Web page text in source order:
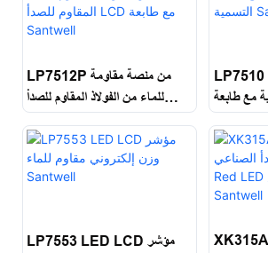
LP7512P من منصة مقاومة
للماء من الفولاذ المقاوم للصدأ
Santwell
LP7510 مؤشر وزن مؤشر
مع طابعة
LP7553 LED LCD مؤشر